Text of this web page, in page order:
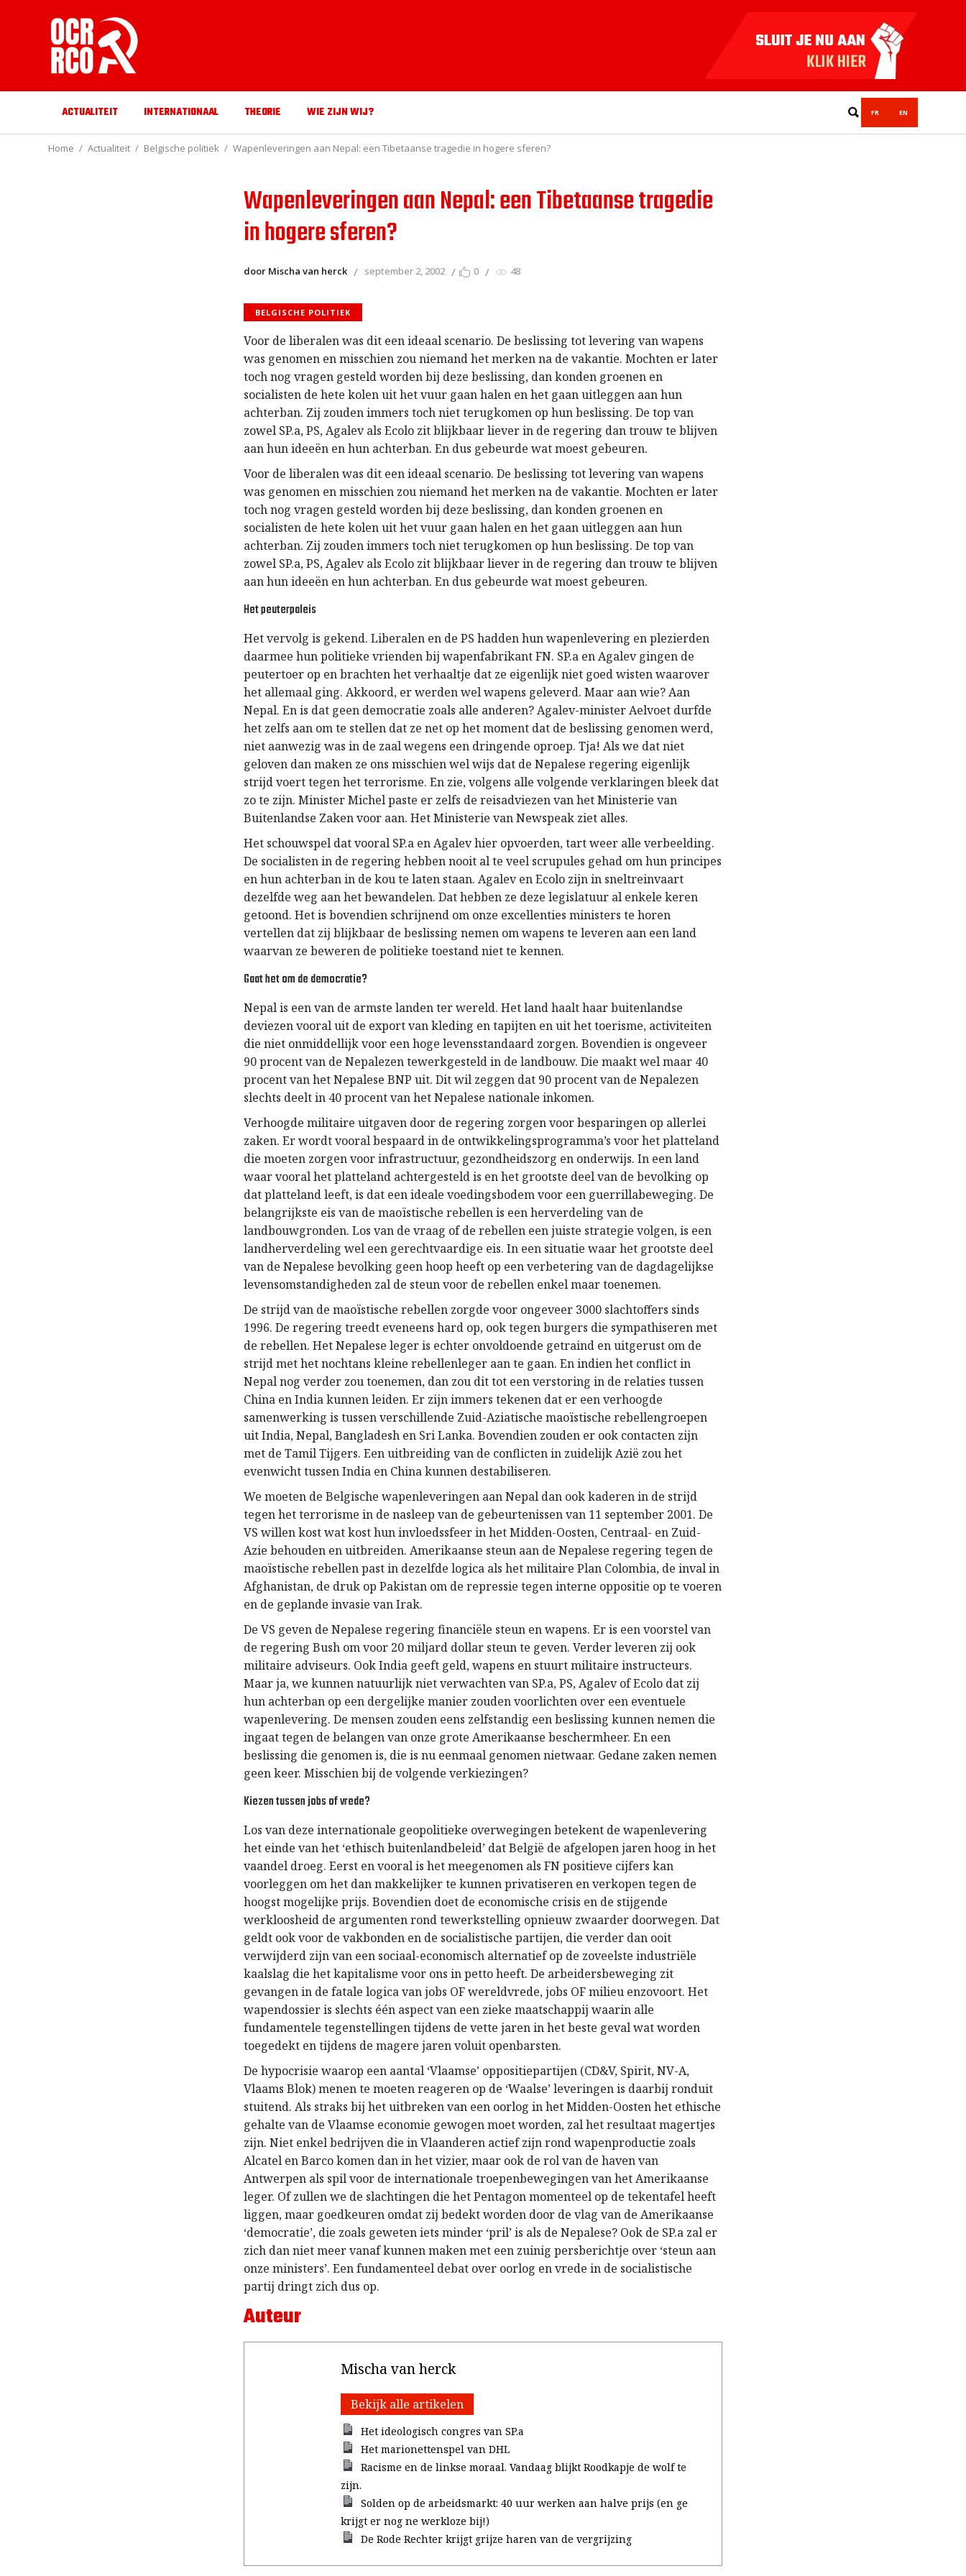
ACTUALITEIT INTERNATIONAAL THEORIE WIE ZIJN WIJ? FR EN
Home Actualiteit Belgische politiek Wapenleveringen aan Nepal: een Tibetaanse tragedie in hogere sferen?
Wapenleveringen aan Nepal: een Tibetaanse tragedie
in hogere sferen?
door Mischa van herck september 2, 2002 0 48
BELGISCHE POLITIEK
Voor de liberalen was dit een ideaal scenario. De beslissing tot levering van wapens
was genomen en misschien zou niemand het merken na de vakantie. Mochten er later
toch nog vragen gesteld worden bij deze beslissing, dan konden groenen en
socialisten de hete kolen uit het vuur gaan halen en het gaan uitleggen aan hun
achterban. Zij zouden immers toch niet terugkomen op hun beslissing. De top van
zowel SP.a, PS, Agalev als Ecolo zit blijkbaar liever in de regering dan trouw te blijven
aan hun ideeën en hun achterban. En dus gebeurde wat moest gebeuren.
Voor de liberalen was dit een ideaal scenario. De beslissing tot levering van wapens
was genomen en misschien zou niemand het merken na de vakantie. Mochten er later
toch nog vragen gesteld worden bij deze beslissing, dan konden groenen en
socialisten de hete kolen uit het vuur gaan halen en het gaan uitleggen aan hun
achterban. Zij zouden immers toch niet terugkomen op hun beslissing. De top van
zowel SP.a, PS, Agalev als Ecolo zit blijkbaar liever in de regering dan trouw te blijven
aan hun ideeën en hun achterban. En dus gebeurde wat moest gebeuren.
Het peuterpaleis
Het vervolg is gekend. Liberalen en de PS hadden hun wapenlevering en plezierden
daarmee hun politieke vrienden bij wapenfabrikant FN. SP.a en Agalev gingen de
peutertoer op en brachten het verhaaltje dat ze eigenlijk niet goed wisten waarover
het allemaal ging. Akkoord, er werden wel wapens geleverd. Maar aan wie? Aan
Nepal. En is dat geen democratie zoals alle anderen? Agalev-minister Aelvoet durfde
het zelfs aan om te stellen dat ze net op het moment dat de beslissing genomen werd,
niet aanwezig was in de zaal wegens een dringende oproep. Tja! Als we dat niet
geloven dan maken ze ons misschien wel wijs dat de Nepalese regering eigenlijk
strijd voert tegen het terrorisme. En zie, volgens alle volgende verklaringen bleek dat
zo te zijn. Minister Michel paste er zelfs de reisadviezen van het Ministerie van
Buitenlandse Zaken voor aan. Het Ministerie van Newspeak ziet alles.
Het schouwspel dat vooral SP.a en Agalev hier opvoerden, tart weer alle verbeelding.
De socialisten in de regering hebben nooit al te veel scrupules gehad om hun principes
en hun achterban in de kou te laten staan. Agalev en Ecolo zijn in sneltreinvaart
dezelfde weg aan het bewandelen. Dat hebben ze deze legislatuur al enkele keren
getoond. Het is bovendien schrijnend om onze excellenties ministers te horen
vertellen dat zij blijkbaar de beslissing nemen om wapens te leveren aan een land
waarvan ze beweren de politieke toestand niet te kennen.
Gaat het om de democratie?
Nepal is een van de armste landen ter wereld. Het land haalt haar buitenlandse
deviezen vooral uit de export van kleding en tapijten en uit het toerisme, activiteiten
die niet onmiddellijk voor een hoge levensstandaard zorgen. Bovendien is ongeveer
90 procent van de Nepalezen tewerkgesteld in de landbouw. Die maakt wel maar 40
procent van het Nepalese BNP uit. Dit wil zeggen dat 90 procent van de Nepalezen
slechts deelt in 40 procent van het Nepalese nationale inkomen.
Verhoogde militaire uitgaven door de regering zorgen voor besparingen op allerlei
zaken. Er wordt vooral bespaard in de ontwikkelingsprogramma’s voor het platteland
die moeten zorgen voor infrastructuur, gezondheidszorg en onderwijs. In een land
waar vooral het platteland achtergesteld is en het grootste deel van de bevolking op
dat platteland leeft, is dat een ideale voedingsbodem voor een guerrillabeweging. De
belangrijkste eis van de maoïstische rebellen is een herverdeling van de
landbouwgronden. Los van de vraag of de rebellen een juiste strategie volgen, is een
landherverdeling wel een gerechtvaardige eis. In een situatie waar het grootste deel
van de Nepalese bevolking geen hoop heeft op een verbetering van de dagdagelijkse
levensomstandigheden zal de steun voor de rebellen enkel maar toenemen.
De strijd van de maoïstische rebellen zorgde voor ongeveer 3000 slachtoffers sinds
1996. De regering treedt eveneens hard op, ook tegen burgers die sympathiseren met
de rebellen. Het Nepalese leger is echter onvoldoende getraind en uitgerust om de
strijd met het nochtans kleine rebellenleger aan te gaan. En indien het conflict in
Nepal nog verder zou toenemen, dan zou dit tot een verstoring in de relaties tussen
China en India kunnen leiden. Er zijn immers tekenen dat er een verhoogde
samenwerking is tussen verschillende Zuid-Aziatische maoïstische rebellengroepen
uit India, Nepal, Bangladesh en Sri Lanka. Bovendien zouden er ook contacten zijn
met de Tamil Tijgers. Een uitbreiding van de conflicten in zuidelijk Azië zou het
evenwicht tussen India en China kunnen destabiliseren.
We moeten de Belgische wapenleveringen aan Nepal dan ook kaderen in de strijd
tegen het terrorisme in de nasleep van de gebeurtenissen van 11 september 2001. De
VS willen kost wat kost hun invloedssfeer in het Midden-Oosten, Centraal- en Zuid-
Azie behouden en uitbreiden. Amerikaanse steun aan de Nepalese regering tegen de
maoïstische rebellen past in dezelfde logica als het militaire Plan Colombia, de inval in
Afghanistan, de druk op Pakistan om de repressie tegen interne oppositie op te voeren
en de geplande invasie van Irak.
De VS geven de Nepalese regering financiële steun en wapens. Er is een voorstel van
de regering Bush om voor 20 miljard dollar steun te geven. Verder leveren zij ook
militaire adviseurs. Ook India geeft geld, wapens en stuurt militaire instructeurs.
Maar ja, we kunnen natuurlijk niet verwachten van SP.a, PS, Agalev of Ecolo dat zij
hun achterban op een dergelijke manier zouden voorlichten over een eventuele
wapenlevering. De mensen zouden eens zelfstandig een beslissing kunnen nemen die
ingaat tegen de belangen van onze grote Amerikaanse beschermheer. En een
beslissing die genomen is, die is nu eenmaal genomen nietwaar. Gedane zaken nemen
geen keer. Misschien bij de volgende verkiezingen?
Kiezen tussen jobs of vrede?
Los van deze internationale geopolitieke overwegingen betekent de wapenlevering
het einde van het ‘ethisch buitenlandbeleid’ dat België de afgelopen jaren hoog in het
vaandel droeg. Eerst en vooral is het meegenomen als FN positieve cijfers kan
voorleggen om het dan makkelijker te kunnen privatiseren en verkopen tegen de
hoogst mogelijke prijs. Bovendien doet de economische crisis en de stijgende
werkloosheid de argumenten rond tewerkstelling opnieuw zwaarder doorwegen. Dat
geldt ook voor de vakbonden en de socialistische partijen, die verder dan ooit
verwijderd zijn van een sociaal-economisch alternatief op de zoveelste industriële
kaalslag die het kapitalisme voor ons in petto heeft. De arbeidersbeweging zit
gevangen in de fatale logica van jobs OF wereldvrede, jobs OF milieu enzovoort. Het
wapendossier is slechts één aspect van een zieke maatschappij waarin alle
fundamentele tegenstellingen tijdens de vette jaren in het beste geval wat worden
toegedekt en tijdens de magere jaren voluit openbarsten.
De hypocrisie waarop een aantal ‘Vlaamse’ oppositiepartijen (CD&V, Spirit, NV-A,
Vlaams Blok) menen te moeten reageren op de ‘Waalse’ leveringen is daarbij ronduit
stuitend. Als straks bij het uitbreken van een oorlog in het Midden-Oosten het ethische
gehalte van de Vlaamse economie gewogen moet worden, zal het resultaat magertjes
zijn. Niet enkel bedrijven die in Vlaanderen actief zijn rond wapenproductie zoals
Alcatel en Barco komen dan in het vizier, maar ook de rol van de haven van
Antwerpen als spil voor de internationale troepenbewegingen van het Amerikaanse
leger. Of zullen we de slachtingen die het Pentagon momenteel op de tekentafel heeft
liggen, maar goedkeuren omdat zij bedekt worden door de vlag van de Amerikaanse
‘democratie’, die zoals geweten iets minder ‘pril’ is als de Nepalese? Ook de SP.a zal er
zich dan niet meer vanaf kunnen maken met een zuinig persberichtje over ‘steun aan
onze ministers’. Een fundamenteel debat over oorlog en vrede in de socialistische
partij dringt zich dus op.
Auteur
Mischa van herck
Bekijk alle artikelen
Het ideologisch congres van SP.a
Het marionettenspel van DHL
Racisme en de linkse moraal. Vandaag blijkt Roodkapje de wolf te
zijn.
Solden op de arbeidsmarkt: 40 uur werken aan halve prijs (en ge
krijgt er nog ne werkloze bij!)
De Rode Rechter krijgt grijze haren van de vergrijzing